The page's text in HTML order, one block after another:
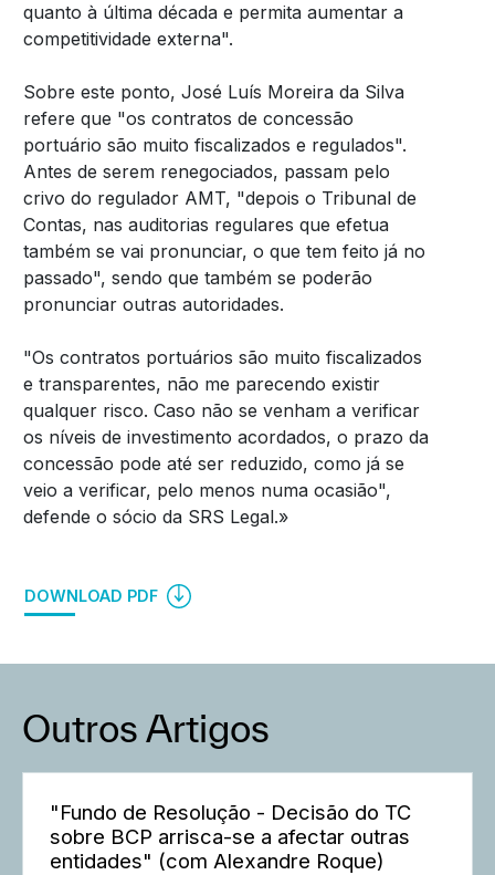
quanto à última década e permita aumentar a
competitividade externa".
Sobre este ponto, José Luís Moreira da Silva
refere que "os contratos de concessão
portuário são muito fiscalizados e regulados".
Antes de serem renegociados, passam pelo
crivo do regulador AMT, "depois o Tribunal de
Contas, nas auditorias regulares que efetua
também se vai pronunciar, o que tem feito já no
passado", sendo que também se poderão
pronunciar outras autoridades.
"Os contratos portuários são muito fiscalizados
e transparentes, não me parecendo existir
qualquer risco. Caso não se venham a verificar
os níveis de investimento acordados, o prazo da
concessão pode até ser reduzido, como já se
veio a verificar, pelo menos numa ocasião",
defende o sócio da SRS Legal.»
DOWNLOAD PDF
Outros Artigos
"Fundo de Resolução - Decisão do TC
sobre BCP arrisca-se a afectar outras
entidades" (com Alexandre Roque)